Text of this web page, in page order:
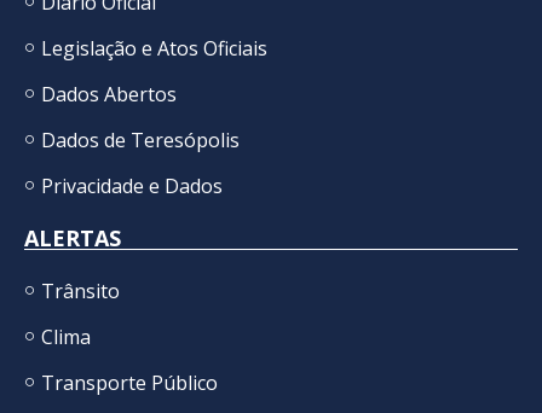
Legislação e Atos Oficiais
Dados Abertos
Dados de Teresópolis
Privacidade e Dados
ALERTAS
Trânsito
Clima
Transporte Público